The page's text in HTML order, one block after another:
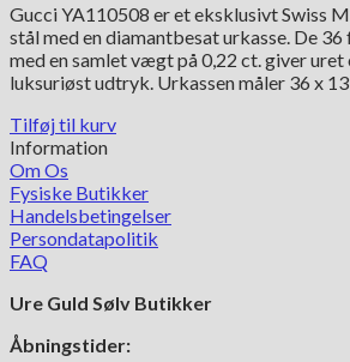
pris
var:
16,600.00 kr..
pris
er:
8,300.00 kr..
Gucci YA110508 er et eksklusivt Swiss
stål med en diamantbesat urkasse. De
med en samlet vægt på 0,22 ct. giver uret
luksuriøst udtryk. Urkassen måler 36 x
Tilføj til kurv
Information
Om Os
Fysiske Butikker
Handelsbetingelser
Persondatapolitik
FAQ
Ure Guld Sølv Butikker
Åbningstider: